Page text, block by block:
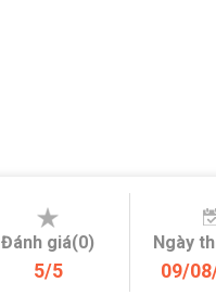
Đánh giá(0)
5/5
Ngày
09/